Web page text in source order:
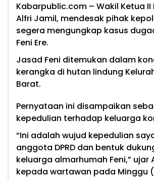
Kabarpublic.com – Wakil Ketua II
Alfri Jamil, mendesak pihak
segera mengungkap kasus
Feni Ere.
Jasad Feni ditemukan dalam
kerangka di hutan lindung
Barat.
Pernyataan ini disampaikan
kepedulian terhadap keluarga
“Ini adalah wujud kepedulian
anggota DPRD dan bentuk
keluarga almarhumah Feni,” ujar
kepada wartawan pada Minggu